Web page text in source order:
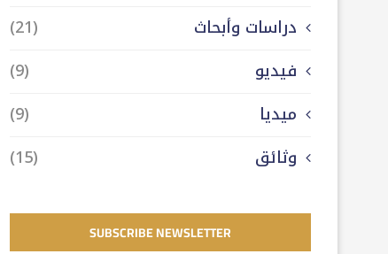
دراسات وأبحاث
(21)
فيديو
(9)
ميديا
(9)
وثائق
(15)
SUBSCRIBE NEWSLETTER